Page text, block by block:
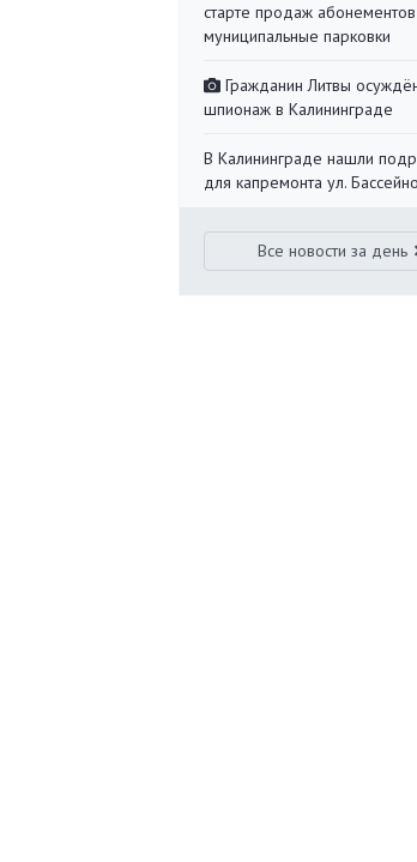
старте продаж
муниципальные парковки
Гражданин Литвы
шпионаж в Калининграде
В Калининграде нашли
для капремонта ул.
Все новости за день